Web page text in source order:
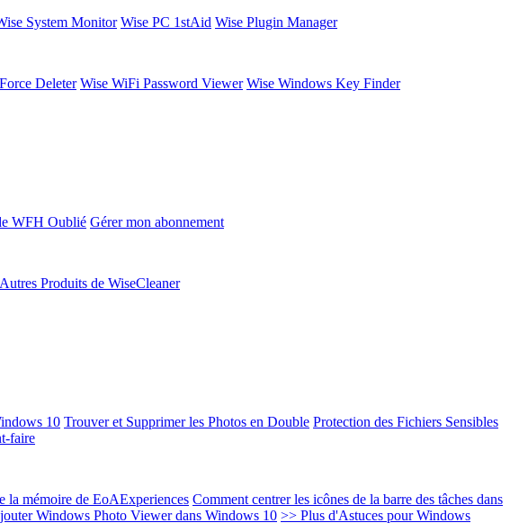
System Monitor Wise PC 1stAid Wise Plugin Manager
Deleter Wise WiFi Password Viewer Wise Windows Key Finder
WFH Oublié Gérer mon abonnement
Autres Produits de WiseCleaner
10 Trouver et Supprimer les Photos en Double Protection des Fichiers Sensibles
faire
la mémoire de EoAExperiences Comment centrer les icônes de la barre des tâches dans
Windows Photo Viewer dans Windows 10 >> Plus d'Astuces pour Windows